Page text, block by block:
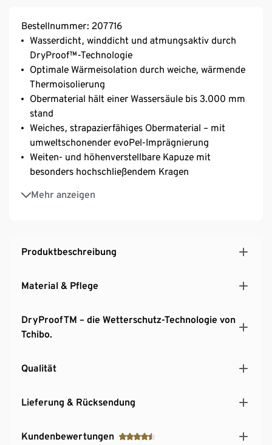
Bestellnummer: 207716
Wasserdicht, winddicht und atmungsaktiv durch
DryProof™-Technologie
Optimale Wärmeisolation durch weiche, wärmende
Thermoisolierung
Obermaterial hält einer Wassersäule bis 3.000 mm
stand
Weiches, strapazierfähiges Obermaterial – mit
umweltschonender evoPel-Imprägnierung
Weiten- und höhenverstellbare Kapuze mit
besonders hochschließendem Kragen
Mehr anzeigen
2-Wege-Frontreißverschluss mit Kinnschutz
2 Eingrifftaschen und Brusttasche mit versiegeltem
Innenliegende Taschen: 1 Klettverschluss- und 1
Brillen-Klettverschluss-Tasche aus Mesh
Gummierung und Druckknöpfen zur
Elastische Ärmelstulpen mit Daumenloch
Ergonomisch geformte Armabschlüsse mit
Saum mit Kordelzug und Stopper
Produktbeschreibung
Material & Pflege
DryProofTM – die Wetterschutz-Technologie von
Tchibo.
Qualität
Lieferung & Rücksendung
Kundenbewertungen